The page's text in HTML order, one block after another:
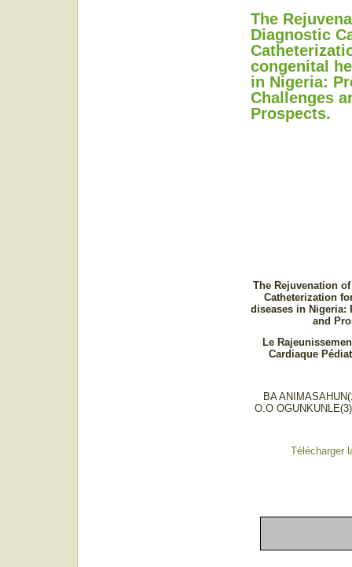
The
Diagnostic
congenital
in Nigeria:
Challenges
Prospects.
The Rejuvenation
Catheterization
diseases in Nigeria:
and
Le
Cardiaque
BA
O.O
Télécharger